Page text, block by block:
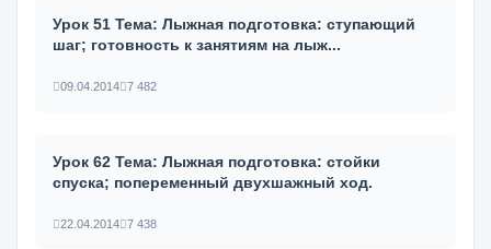
Урок 51 Тема: Лыжная подготовка: ступающий
шаг; готовность к занятиям на лыж...
09.04.2014 7 482
Урок 62 Тема: Лыжная подготовка: стойки
спуска; попеременный двухшаж­ный ход.
22.04.2014 7 438